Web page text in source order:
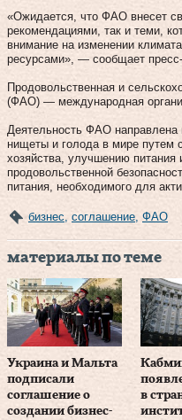
«Ожидается, что ФАО внесет
рекомендациями, так и теми,
внимание на изменении
ресурсами», — сообщает
Продовольственная и
(ФАО) — международная
Деятельность ФАО
нищеты и голода в мире путем
хозяйства, улучшению
продовольственной
питания, необходимого для
бизнес соглашение ФАО
материалы по теме
Украина и Мальта
подписали
соглашение о
создании бизнес-
в